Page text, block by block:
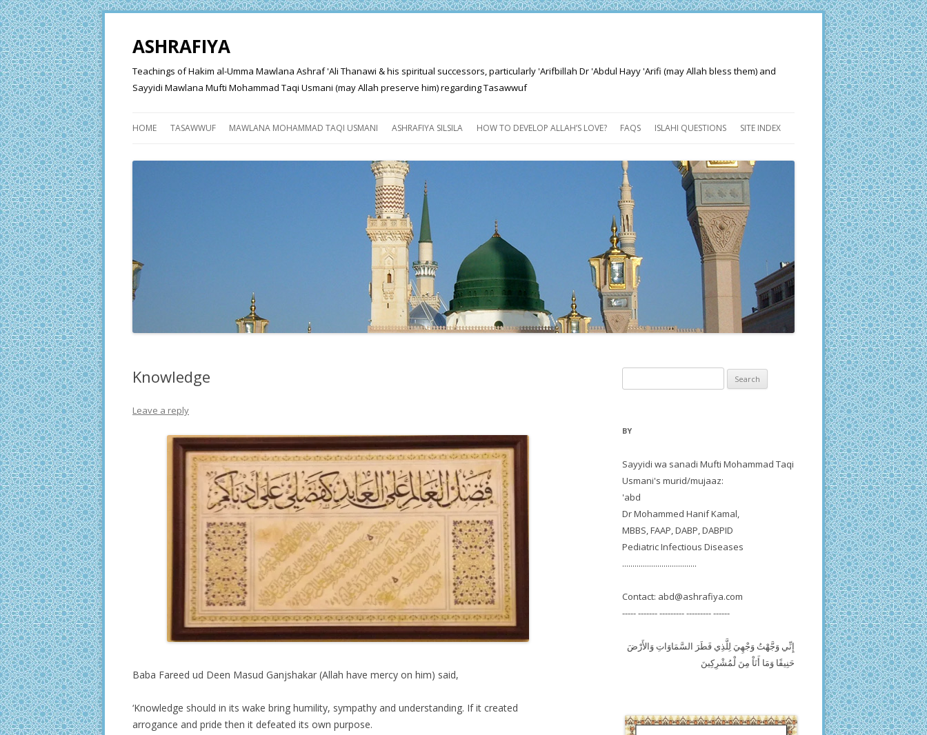
ASHRAFIYA
Teachings of Hakim al-Umma Mawlana Ashraf 'Ali Thanawi & his spiritual successors, particularly 'Arifbillah Dr 'Abdul Hayy 'Arifi (may Allah bless them) and
Sayyidi Mawlana Mufti Mohammad Taqi Usmani (may Allah preserve him) regarding Tasawwuf
HOME TASAWWUF MAWLANA MOHAMMAD TAQI USMANI ASHRAFIYA SILSILA
ASHRAFIYA PATH
FOR THE SEEKER
PROGRESS EXPLAINED
HOW TO DEVELOP ALLAH’S LOVE? FAQS ISLAHI QUESTIONS SITE INDEX
Knowledge
Leave a reply
Baba Fareed ud Deen Masud Ganjshakar (Allah have mercy on him) said,
‘Knowledge should in its wake bring humility, sympathy and understanding. If it created
arrogance and pride then it defeated its own purpose.
for:
BY
Sayyidi wa sanadi Mufti Mohammad Taqi
Usmani's murid/mujaaz:
'abd
Dr Mohammed Hanif Kamal,
MBBS, FAAP, DABP, DABPID
Pediatric Infectious Diseases
....................................
Contact: abd@ashrafiya.com
----- ------- --------- --------- ------
إِنِّي وَجَّهْتُ وَجْهِيَ لِلَّذِي فَطَرَ السَّمَاوَاتِ وَالأَرْضَ
حَنِيفًا وَمَا أَنَاْ مِنَ لْمُشْرِكِينَ